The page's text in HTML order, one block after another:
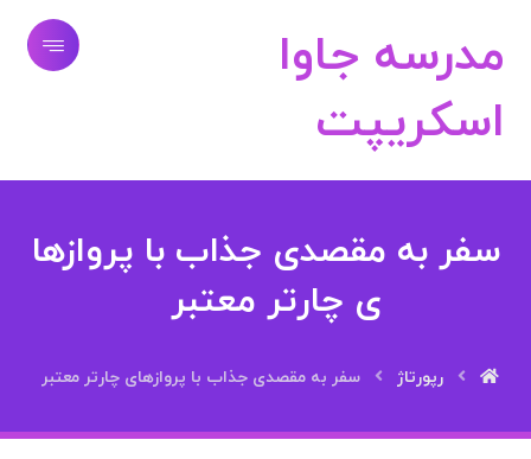
مدرسه جاوا
اسکریپت
سفر به مقصدی جذاب با پروازها
ی چارتر معتبر
رپورتاژ سفر به مقصدی جذاب با پروازهای چارتر معتبر